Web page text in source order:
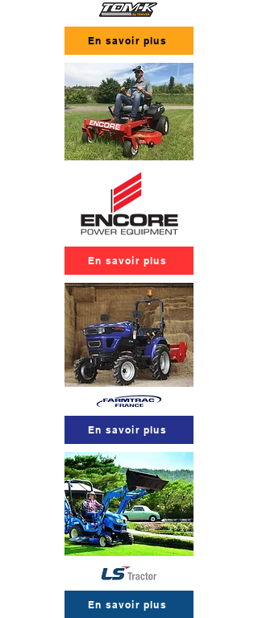
En savoir plus
En savoir plus
En savoir plus
En savoir plus